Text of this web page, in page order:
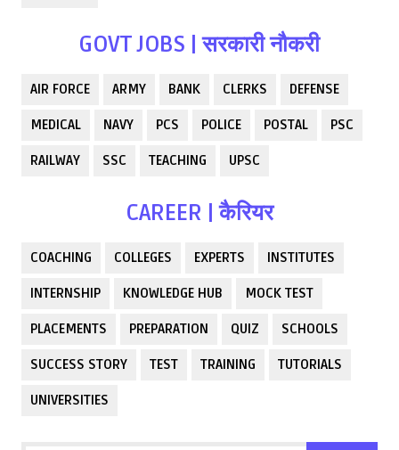
GOVT JOBS | सरकारी नौकरी
AIR FORCE ARMY BANK CLERKS DEFENSE
MEDICAL NAVY PCS POLICE POSTAL PSC
RAILWAY SSC TEACHING UPSC
CAREER | कैरियर
COACHING COLLEGES EXPERTS INSTITUTES
INTERNSHIP KNOWLEDGE HUB MOCK TEST
PLACEMENTS PREPARATION QUIZ SCHOOLS
SUCCESS STORY TEST TRAINING TUTORIALS
UNIVERSITIES